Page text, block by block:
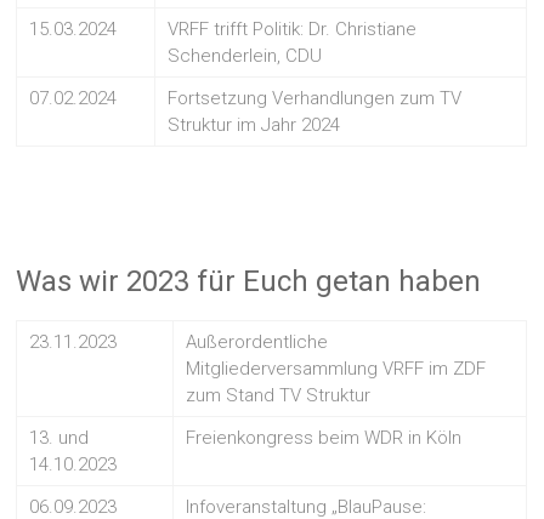
15.03.2024
VRFF trifft Politik: Dr. Christiane
Schenderlein, CDU
07.02.2024
Fortsetzung Verhandlungen zum TV
Struktur im Jahr 2024
Was wir 2023 für Euch getan haben
23.11.2023
Außerordentliche
Mitgliederversammlung VRFF im ZDF
zum Stand TV Struktur
13. und
14.10.2023
Freienkongress beim WDR in Köln
06.09.2023
Infoveranstaltung „BlauPause: